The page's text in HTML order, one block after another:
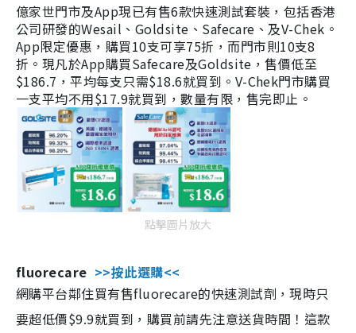
億家世門市及App現已有售6款快速測試套裝，包括香港
公司研發的Wesail、Goldsite、Safecare、及V-Chek。
App限定優惠，購買10支可享75折，而門市則10支8
折。現凡於App購買Safecare及Goldsite，售價低至
$186.7，平均每支只需$18.6就買到。V-Chek門市購買
一支平均不用$17.9就買到，數量有限，售完即止。
點擊圖片放大
fluorecare >>按此選購<<
網購平台鄰住買有售fluorecare的快速測試劑，現時只
要超低價$9.9就買到，購買前請先注意送貨時間！這款